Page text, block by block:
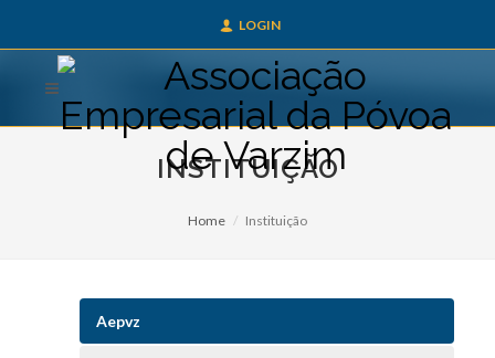
LOGIN
INSTITUIÇÃO
Home Instituição
Aepvz